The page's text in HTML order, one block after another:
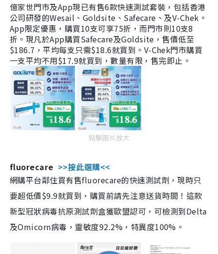
億家世門市及App現已有售6款快速測試套裝，包括香港
公司研發的Wesail、Goldsite、Safecare、及V-Chek。
App限定優惠，購買10支可享75折，而門市則10支8
折。現凡於App購買Safecare及Goldsite，售價低至
$186.7，平均每支只需$18.6就買到。V-Chek門市購買
一支平均不用$17.9就買到，數量有限，售完即止。
點擊圖片放大
fluorecare >>按此選購<<
網購平台鄰住買有售fluorecare的快速測試劑，現時只
要超低價$9.9就買到，購買前請先注意送貨時間！這款
新型冠狀病毒抗原測試劑盒獲歐盟認可，可檢測到Delta
及Omicorn病毒，靈敏度92.2%，特異度100%。